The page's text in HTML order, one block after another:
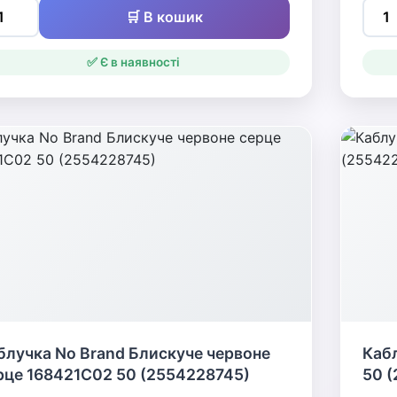
🛒 В кошик
✅ Є в наявності
No Brand Блискуче червоне
168421C02 50 (2554228745)
50